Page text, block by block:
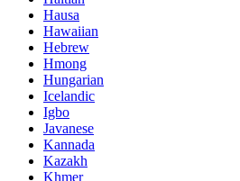
Hausa
Hawaiian
Hebrew
Hmong
Hungarian
Icelandic
Igbo
Javanese
Kannada
Kazakh
Khmer